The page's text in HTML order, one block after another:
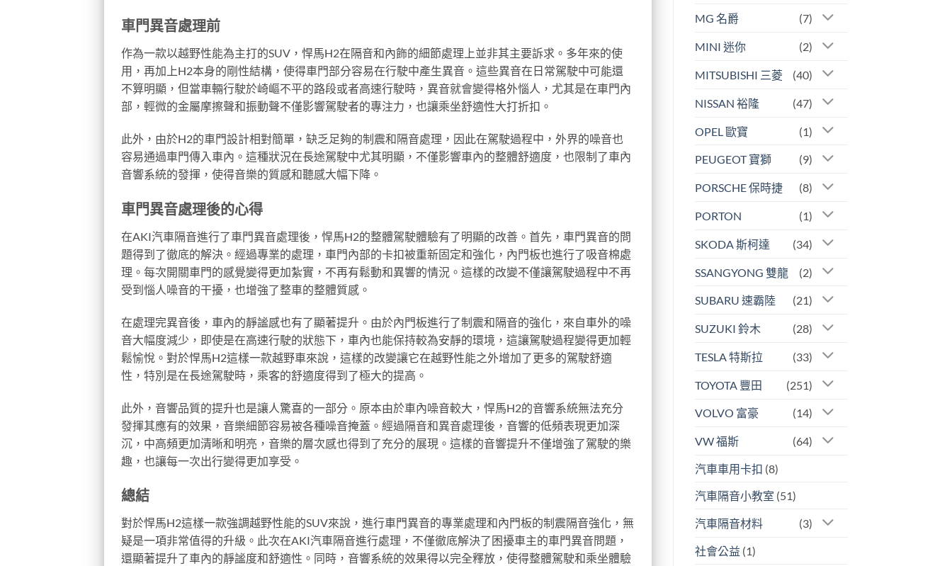
車門異音處理前
作為一款以越野性能為主打的SUV，悍馬H2在隔音和內飾的細節處理上並非其主要訴求。多年來的使
用，再加上H2本身的剛性結構，使得車門部分容易在行駛中產生異音。這些異音在日常駕駛中可能還
不算明顯，但當車輛行駛於崎嶇不平的路段或者高速行駛時，異音就會變得格外惱人，尤其是在車門內
部，輕微的金屬摩擦聲和振動聲不僅影響駕駛者的專注力，也讓乘坐舒適性大打折扣。
此外，由於H2的車門設計相對簡單，缺乏足夠的制震和隔音處理，因此在駕駛過程中，外界的噪音也
容易通過車門傳入車內。這種狀況在長途駕駛中尤其明顯，不僅影響車內的整體舒適度，也限制了車內
音響系統的發揮，使得音樂的質感和聽感大幅下降。
車門異音處理後的心得
在AKI汽車隔音進行了車門異音處理後，悍馬H2的整體駕駛體驗有了明顯的改善。首先，車門異音的問
題得到了徹底的解決。經過專業的處理，車門內部的卡扣被重新固定和強化，內門板也進行了吸音棉處
理。每次開關車門的感覺變得更加紮實，不再有鬆動和異響的情況。這樣的改變不僅讓駕駛過程中不再
受到惱人噪音的干擾，也增強了整車的整體質感。
在處理完異音後，車內的靜謐感也有了顯著提升。由於內門板進行了制震和隔音的強化，來自車外的噪
音大幅度減少，即使是在高速行駛的狀態下，車內也能保持較為安靜的環境，這讓駕駛過程變得更加輕
鬆愉悅。對於悍馬H2這樣一款越野車來說，這樣的改變讓它在越野性能之外增加了更多的駕駛舒適
性，特別是在長途駕駛時，乘客的舒適度得到了極大的提高。
此外，音響品質的提升也是讓人驚喜的一部分。原本由於車內噪音較大，悍馬H2的音響系統無法充分
發揮其應有的效果，音樂細節容易被各種噪音掩蓋。經過隔音和異音處理後，音響的低頻表現更加深
沉，中高頻更加清晰和明亮，音樂的層次感也得到了充分的展現。這樣的音響提升不僅增強了駕駛的樂
趣，也讓每一次出行變得更加享受。
總結
對於悍馬H2這樣一款強調越野性能的SUV來說，進行車門異音的專業處理和內門板的制震隔音強化，無
疑是一項非常值得的升級。此次在AKI汽車隔音進行處理，不僅徹底解決了困擾車主的車門異音問題，
還顯著提升了車內的靜謐度和舒適性。同時，音響系統的效果得以完全釋放，使得整體駕駛和乘坐體驗
MG 名爵 (7)
MINI 迷你 (2)
MITSUBISHI 三菱 (40)
NISSAN 裕隆 (47)
OPEL 歐寶 (1)
PEUGEOT 寶獅 (9)
PORSCHE 保時捷 (8)
PORTON (1)
SKODA 斯柯達 (34)
SSANGYONG 雙龍 (2)
SUBARU 速霸陸 (21)
SUZUKI 鈴木 (28)
TESLA 特斯拉 (33)
TOYOTA 豐田 (251)
VOLVO 富豪 (14)
VW 福斯 (64)
汽車車用卡扣 (8)
汽車隔音小教室 (51)
汽車隔音材料 (3)
社會公益 (1)